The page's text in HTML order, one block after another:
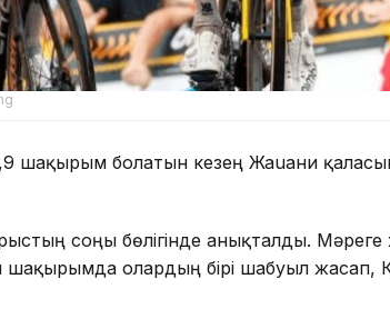
шақырым болатын кезең Жаuани
соңғы бөлігінде анықталды.
олардың бірі шабуыл жасап,